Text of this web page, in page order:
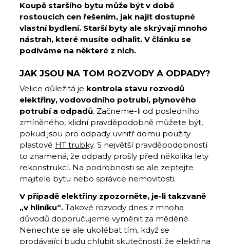
Koupě staršího bytu může být v době
rostoucích cen řešením, jak najít dostupné
vlastní bydlení. Starší byty ale skrývají mnoho
nástrah, které musíte odhalit. V článku se
podíváme na některé z nich.
JAK JSOU NA TOM ROZVODY A ODPADY?
Velice důležitá je kontrola stavu rozvodů
elektřiny, vodovodního potrubí, plynového
potrubí a odpadů. Začneme-li od posledního
zmíněného, klidní pravděpodobně můžete být,
pokud jsou pro odpady uvnitř domu použity
plastové HT trubky. S největší pravděpodobností
to znamená, že odpady prošly před několika lety
rekonstrukcí. Na podrobnosti se ale zeptejte
majitele bytu nebo správce nemovitosti.
V případě elektřiny zpozorněte, je-li takzvaně
„v hliníku“. Takové rozvody dnes z mnoha
důvodů doporučujeme vyměnit za měděné.
Nenechte se ale ukolébat tím, když se
prodávající budu chlubit skutečností, že elektřina